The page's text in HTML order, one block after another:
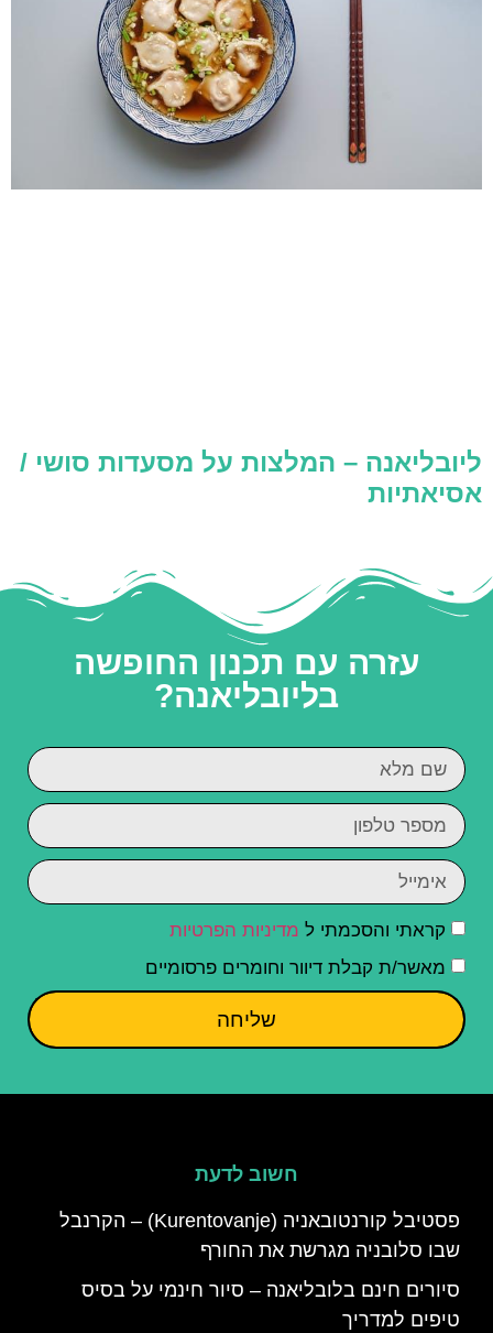
ליובליאנה – המלצות על מסעדות סושי /
אסיאתיות
עזרה עם תכנון החופשה
בליובליאנה?
קראתי והסכמתי ל מדיניות הפרטיות
מאשר/ת קבלת דיוור וחומרים פרסומיים
שליחה
חשוב לדעת
פסטיבל קורנטובאניה (Kurentovanje) – הקרנבל
שבו סלובניה מגרשת את החורף
סיורים חינם בלובליאנה – סיור חינמי על בסיס
טיפים למדריך